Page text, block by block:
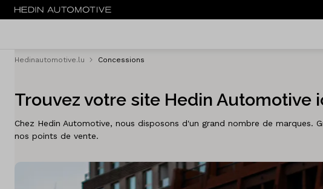
Menu
Nouveau
Service & entretien
Hedinautomotive.lu Concessions
Trouvez votre site Hedin Automotive
Chez Hedin Automotive, nous disposons d'un grand nombre de
nos points de vente.